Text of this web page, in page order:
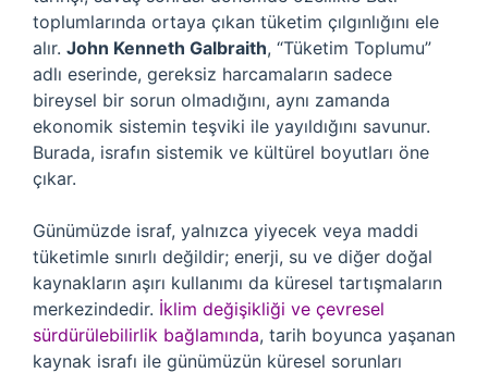
toplumlarında ortaya çıkan tüketim çılgınlığını ele
alır. John Kenneth Galbraith, “Tüketim Toplumu”
adlı eserinde, gereksiz harcamaların sadece
bireysel bir sorun olmadığını, aynı zamanda
ekonomik sistemin teşviki ile yayıldığını savunur.
Burada, israfın sistemik ve kültürel boyutları öne
çıkar.
Günümüzde israf, yalnızca yiyecek veya maddi
tüketimle sınırlı değildir; enerji, su ve diğer doğal
kaynakların aşırı kullanımı da küresel tartışmaların
merkezindedir. İklim değişikliği ve çevresel
sürdürülebilirlik bağlamında, tarih boyunca yaşanan
kaynak israfı ile günümüzün küresel sorunları